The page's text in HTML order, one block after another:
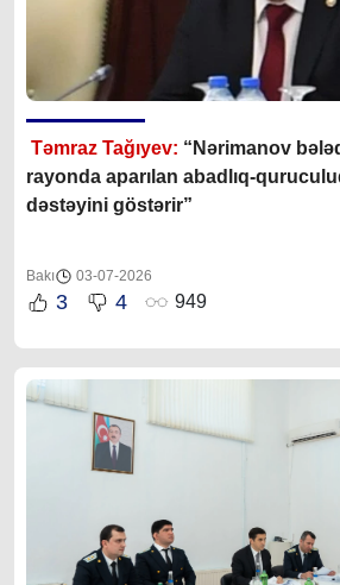
Təmraz Tağıyev: “Nərimanov
rayonda aparılan abadlıq-
dəstəyini göstərir”
Bakı 03-07-2026
3 4 949